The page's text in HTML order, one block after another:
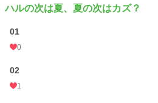
ハルの次は夏、夏の次はカズ？
01
0
02
1